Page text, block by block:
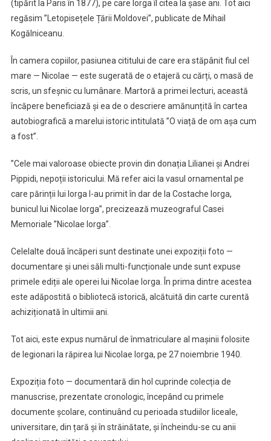
(tipărit la Paris în 1877), pe care Iorga îl citea la șase ani. Tot aici
regăsim ”Letopisețele Țării Moldovei”, publicate de Mihail
Kogălniceanu.
În camera copiilor, pasiunea cititului de care era stăpânit fiul cel
mare — Nicolae — este sugerată de o etajeră cu cărți, o masă de
scris, un sfeșnic cu lumânare. Martoră a primei lecturi, această
încăpere beneficiază și ea de o descriere amănunțită în cartea
autobiografică a marelui istoric intitulată ”O viață de om așa cum
a fost”.
”Cele mai valoroase obiecte provin din donația Lilianei și Andrei
Pippidi, nepoții istoricului. Mă refer aici la vasul ornamental pe
care părinții lui Iorga l-au primit în dar de la Costache Iorga,
bunicul lui Nicolae Iorga”, precizează muzeograful Casei
Memoriale ”Nicolae Iorga”.
Celelalte două încăperi sunt destinate unei expoziții foto —
documentare și unei săli multi-funcționale unde sunt expuse
primele ediții ale operei lui Nicolae Iorga. În prima dintre acestea
este adăpostită o bibliotecă istorică, alcătuită din carte curentă
achiziționată în ultimii ani.
Tot aici, este expus numărul de înmatriculare al mașinii folosite
de legionari la răpirea lui Nicolae Iorga, pe 27 noiembrie 1940.
Expoziția foto — documentară din hol cuprinde colecția de
manuscrise, prezentate cronologic, începând cu primele
documente școlare, continuând cu perioada studiilor liceale,
universitare, din țară și în străinătate, și încheindu-se cu anii